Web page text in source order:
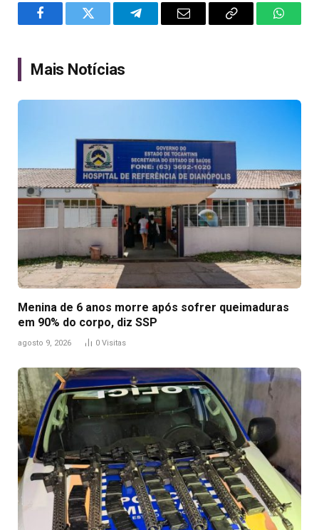
FacebookTwitter TelegramEmail
Copy
Mais Notícias
Menina de 6 anos morre após sofrer queimaduras
em 90% do corpo, diz SSP
agosto 9, 2026 0 Visitas